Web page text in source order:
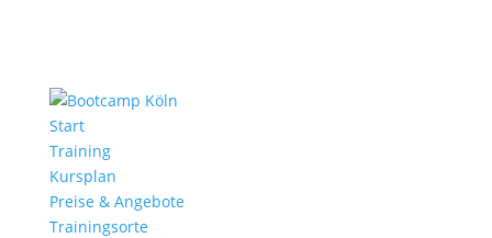
Start
Training
Kursplan
Preise & Angebote
Trainingsorte